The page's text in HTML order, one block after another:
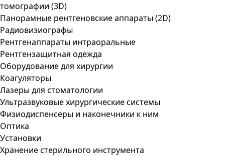
томографии (3D)
Панорамные рентгеновские аппараты (2D)
Радиовизиографы
Рентгенаппараты интраоральные
Рентгензащитная одежда
Оборудование для хирургии
Коагуляторы
Лазеры для стоматологии
Ультразвуковые хирургические системы
Физиодиспенсеры и наконечники к ним
Оптика
Установки
Хранение стерильного инструмента